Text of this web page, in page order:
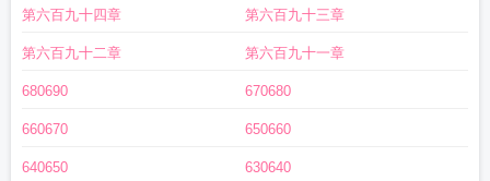
第六百九十四章 第六百九十三章
第六百九十二章 第六百九十一章
680690 670680
660670 650660
640650 630640